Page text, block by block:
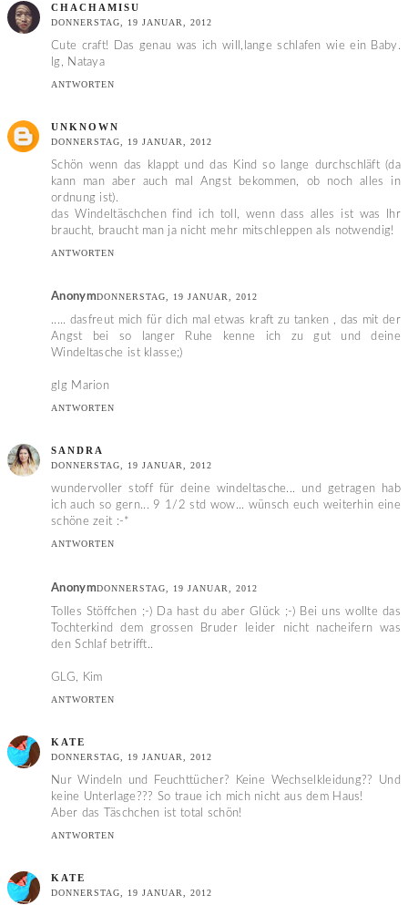
CHACHAMISU
DONNERSTAG, 19 JANUAR, 2012
Cute craft! Das genau was ich will,lange schlafen wie ein Baby.
lg, Nataya
ANTWORTEN
UNKNOWN
DONNERSTAG, 19 JANUAR, 2012
Schön wenn das klappt und das Kind so lange durchschläft (da
kann man aber auch mal Angst bekommen, ob noch alles in
ordnung ist).
das Windeltäschchen find ich toll, wenn dass alles ist was Ihr
braucht, braucht man ja nicht mehr mitschleppen als notwendig!
ANTWORTEN
AnonymDONNERSTAG, 19 JANUAR, 2012
..... dasfreut mich für dich mal etwas kraft zu tanken , das mit der
Angst bei so langer Ruhe kenne ich zu gut und deine
Windeltasche ist klasse;)
glg Marion
ANTWORTEN
SANDRA
DONNERSTAG, 19 JANUAR, 2012
wundervoller stoff für deine windeltasche... und getragen hab
ich auch so gern... 9 1/2 std wow... wünsch euch weiterhin eine
schöne zeit :-*
ANTWORTEN
AnonymDONNERSTAG, 19 JANUAR, 2012
Tolles Stöffchen ;-) Da hast du aber Glück ;-) Bei uns wollte das
Tochterkind dem grossen Bruder leider nicht nacheifern was
den Schlaf betrifft..
GLG, Kim
ANTWORTEN
KATE
DONNERSTAG, 19 JANUAR, 2012
Nur Windeln und Feuchttücher? Keine Wechselkleidung?? Und
keine Unterlage??? So traue ich mich nicht aus dem Haus!
Aber das Täschchen ist total schön!
ANTWORTEN
KATE
DONNERSTAG, 19 JANUAR, 2012